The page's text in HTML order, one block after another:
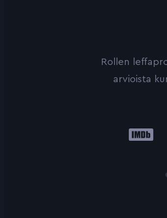
Rollen
arvioista
IMDb